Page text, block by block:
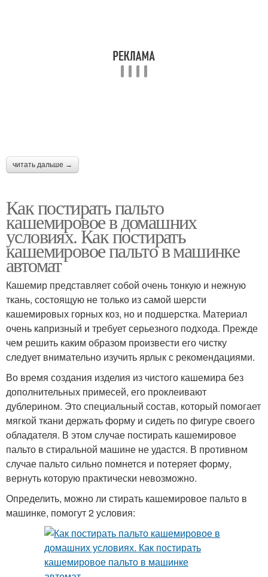
читать дальше →
Как постирать пальто
кашемировое в домашних
условиях. Как постирать
кашемировое пальто в машинке
автомат
Кашемир представляет собой очень тонкую и нежную
ткань, состоящую не только из самой шерсти
кашемировых горных коз, но и подшерстка. Материал
очень капризный и требует серьезного подхода. Прежде
чем решить каким образом произвести его чистку
следует внимательно изучить ярлык с рекомендациями.
Во время создания изделия из чистого кашемира без
дополнительных примесей, его проклеивают
дублерином. Это специальный состав, который помогает
мягкой ткани держать форму и сидеть по фигуре своего
обладателя. В этом случае постирать кашемировое
пальто в стиральной машине не удастся. В противном
случае пальто сильно помнется и потеряет форму,
вернуть которую практически невозможно.
Определить, можно ли стирать кашемировое пальто в
машинке, помогут 2 условия: